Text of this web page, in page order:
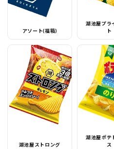
アソート(福箱)
湖池屋プラ
ト
湖池屋ストロング
湖池屋ポテ
ス